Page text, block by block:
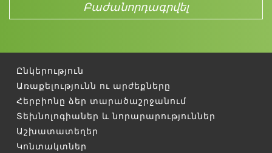
Ընկերություն
Առաքելությունն ու արժեքները
Հերբիոնը ձեր տարածաշրջանում
Տեխնոլոգիաներ և նորարարություններ
Աշխատատեղեր
Կոնտակտներ